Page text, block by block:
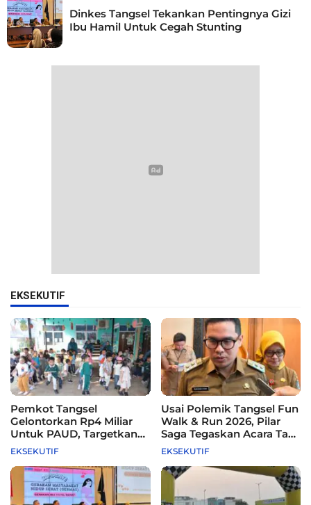
Dinkes Tangsel Tekankan Pentingnya Gizi
Ibu Hamil Untuk Cegah Stunting
EKSEKUTIF
Pemkot Tangsel
Gelontorkan Rp4 Miliar
Untuk PAUD, Targetkan
115 Sekolah
EKSEKUTIF
Usai Polemik Tangsel Fun
Walk & Run 2026, Pilar
Saga Tegaskan Acara Tak
Difasilitasi Pemkot
EKSEKUTIF